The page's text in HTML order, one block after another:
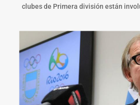
clubes de Primera división están